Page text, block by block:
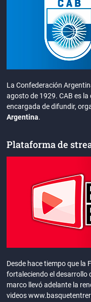
La Confederación
agosto de 1929. CAB es
encargada de difundir,
Argentina.
Plataforma de
Desde hace tiempo que la
fortaleciendo el desarrollo
marco llevó adelante la
videos